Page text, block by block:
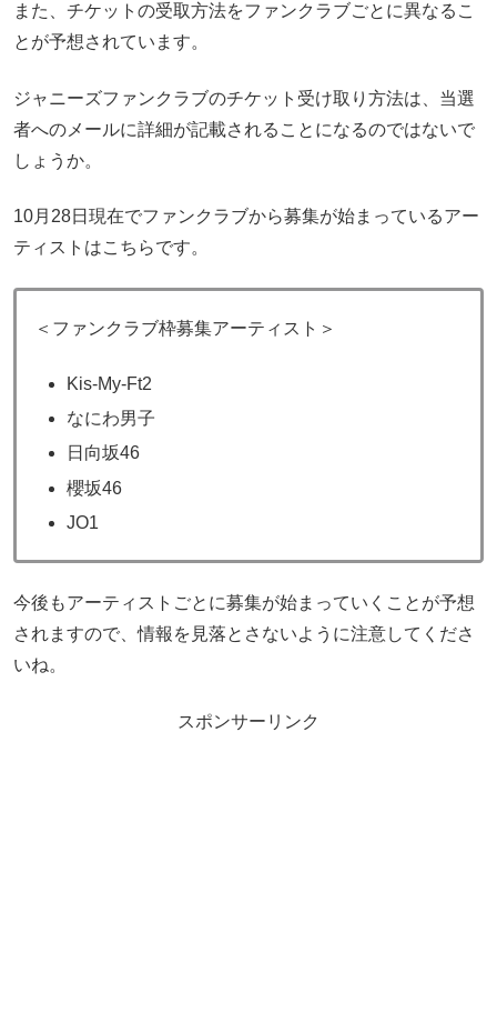
また、チケットの受取方法をファンクラブごとに異なるこ
とが予想されています。
ジャニーズファンクラブのチケット受け取り方法は、当選
者へのメールに詳細が記載されることになるのではないで
しょうか。
10月28日現在でファンクラブから募集が始まっているアー
ティストはこちらです。
＜ファンクラブ枠募集アーティスト＞
Kis-My-Ft2
なにわ男子
日向坂46
櫻坂46
JO1
今後もアーティストごとに募集が始まっていくことが予想
されますので、情報を見落とさないように注意してくださ
いね。
スポンサーリンク